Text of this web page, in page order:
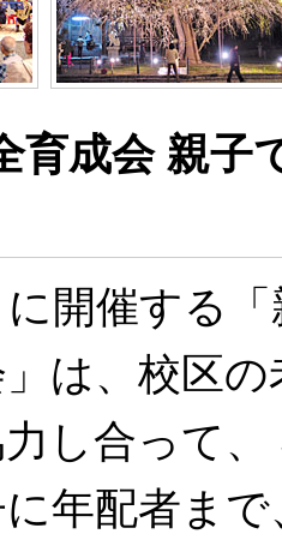
育成会 親子
開催する
は、校区
し合って
年配者ま